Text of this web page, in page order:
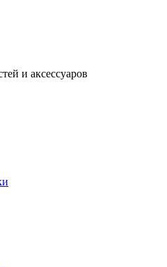
и аксессуаров